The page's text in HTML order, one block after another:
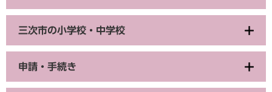
三次市の小学校・中学校
申請・手続き